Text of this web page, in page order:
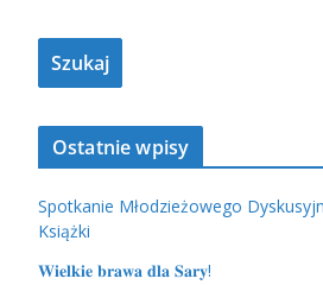
Ostatnie wpisy
Spotkanie Młodzieżowego
Książki
𝐖𝐢𝐞𝐥𝐤𝐢𝐞 𝐛𝐫𝐚𝐰𝐚 𝐝𝐥𝐚 𝐒𝐚𝐫𝐲!